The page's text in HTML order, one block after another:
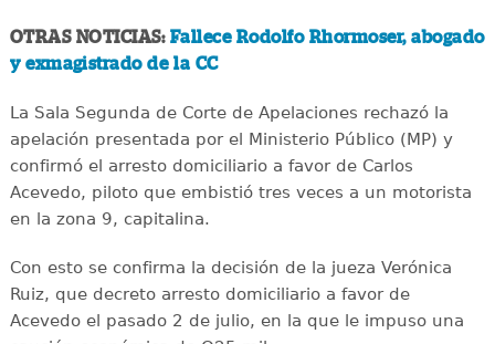
OTRAS NOTICIAS: Fallece Rodolfo Rhormoser, abogado
y exmagistrado de la CC
La Sala Segunda de Corte de Apelaciones rechazó la
apelación presentada por el Ministerio Público (MP) y
confirmó el arresto domiciliario a favor de Carlos
Acevedo, piloto que embistió tres veces a un motorista
en la zona 9, capitalina.
Con esto se confirma la decisión de la jueza Verónica
Ruiz, que decreto arresto domiciliario a favor de
Acevedo el pasado 2 de julio, en la que le impuso una